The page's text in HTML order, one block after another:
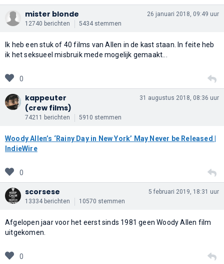
mister blonde
12740 berichten 5434 stemmen
26 januari 2018, 09:49 uur
Ik heb een stuk of 40 films van Allen in de kast staan. In feite heb
ik het seksueel misbruik mede mogelijk gemaakt...
0
kappeuter
(crew films)
74211 berichten 5910 stemmen
31 augustus 2018, 08:36 uur
Woody Allen’s ‘Rainy Day in New York’ May Never be Released |
IndieWire
0
scorsese
13334 berichten 10570 stemmen
5 februari 2019, 18:31 uur
Afgelopen jaar voor het eerst sinds 1981 geen Woody Allen film
uitgekomen.
0